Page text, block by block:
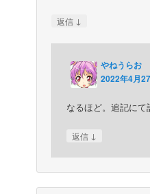
返信 ↓
やねうらお
2022年4月
なるほど。追記にて
返信 ↓